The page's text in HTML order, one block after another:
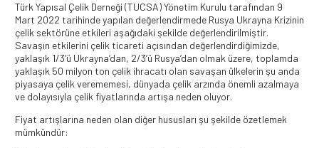
Türk Yapısal Çelik Derneği (TUCSA) Yönetim Kurulu tarafından 9
Mart 2022 tarihinde yapılan değerlendirmede Rusya Ukrayna Krizinin
çelik sektörüne etkileri aşağıdaki şekilde değerlendirilmiştir.
Savaşın etkilerini çelik ticareti açısından değerlendirdiğimizde,
yaklaşık 1/3’ü Ukrayna’dan, 2/3’ü Rusya’dan olmak üzere, toplamda
yaklaşık 50 milyon ton çelik ihracatı olan savaşan ülkelerin şu anda
piyasaya çelik verememesi, dünyada çelik arzında önemli azalmaya
ve dolayısıyla çelik fiyatlarında artışa neden oluyor.
Fiyat artışlarına neden olan diğer hususları şu şekilde özetlemek
mümkündür: